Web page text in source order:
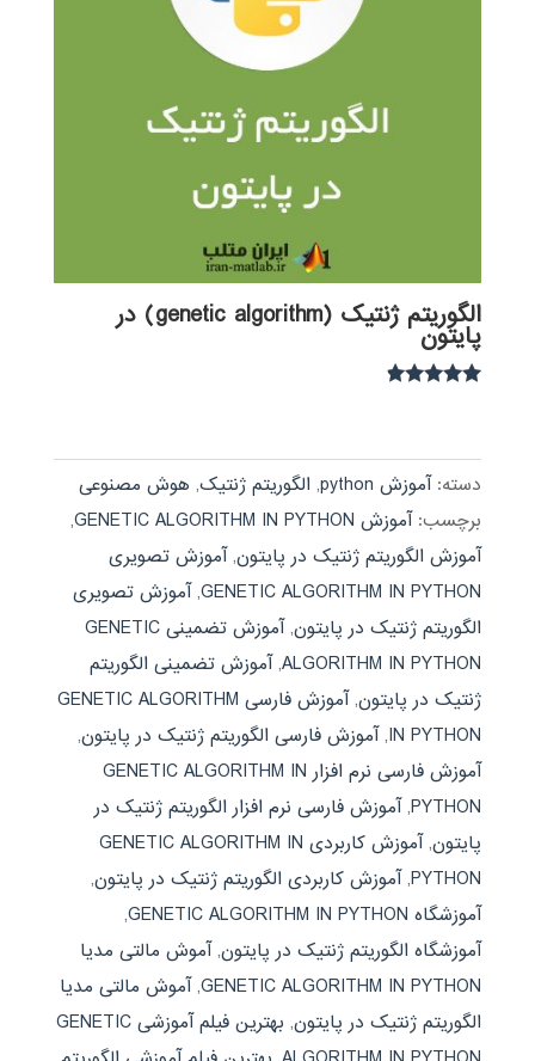
الگوریتم ژنتیک (genetic algorithm) در
پایتون
دسته:آموزش python , الگوریتم ژنتیک, هوش مصنوعی
برچسب:آموزش GENETIC ALGORITHM IN PYTHON
,
آموزش الگوریتم ژنتیک در پایتون,آموزش تصویری
GENETIC ALGORITHM IN PYTHON
,آموزش تصویری
الگوریتم ژنتیک در پایتون,
آموزش تضمینی GENETIC
ALGORITHM IN PYTHON
,آموزش تضمینی الگوریتم
ژنتیک در پایتون,
آموزش فارسی GENETIC ALGORITHM
IN PYTHON
,آموزش فارسی الگوریتم ژنتیک در پایتون,
آموزش فارسی نرم افزار GENETIC ALGORITHM IN
PYTHON
,آموزش فارسی نرم افزار الگوریتم ژنتیک در
پایتون,
آموزش کاربردی GENETIC ALGORITHM IN
PYTHON
,آموزش کاربردی الگوریتم ژنتیک در پایتون,
آموزشگاه GENETIC ALGORITHM IN PYTHON
,
آموزشگاه الگوریتم ژنتیک در پایتون,آموش مالتی مدیا
GENETIC ALGORITHM IN PYTHON
,آموش مالتی مدیا
الگوریتم ژنتیک در پایتون,
بهترین فیلم آموزشی GENETIC